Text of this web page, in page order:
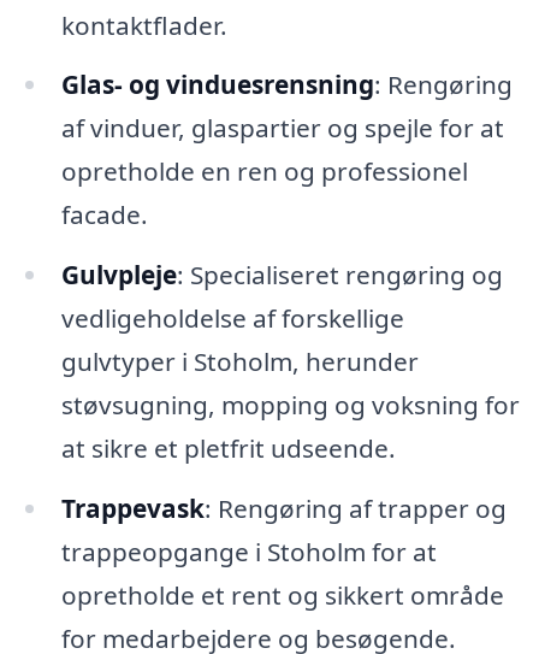
kontaktflader.
Glas- og vinduesrensning: Rengøring
af vinduer, glaspartier og spejle for at
opretholde en ren og professionel
facade.
Gulvpleje: Specialiseret rengøring og
vedligeholdelse af forskellige
gulvtyper i Stoholm, herunder
støvsugning, mopping og voksning for
at sikre et pletfrit udseende.
Trappevask: Rengøring af trapper og
trappeopgange i Stoholm for at
opretholde et rent og sikkert område
for medarbejdere og besøgende.